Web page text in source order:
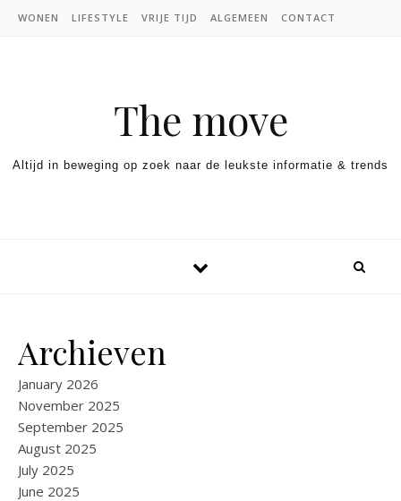
Skip to content
WONEN LIFESTYLE VRIJE TIJD ALGEMEEN CONTACT
The move
Altijd in beweging op zoek naar de leukste informatie & trends
Archieven
January 2026
November 2025
September 2025
August 2025
July 2025
June 2025